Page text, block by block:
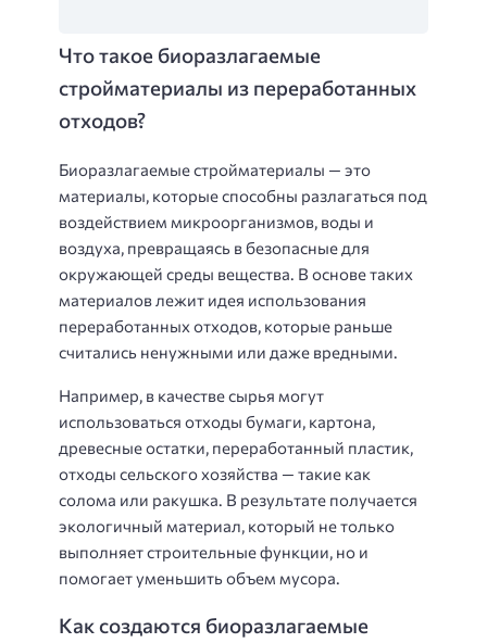
Что такое биоразлагаемые
стройматериалы из переработанных
отходов?
Биоразлагаемые стройматериалы — это
материалы, которые способны разлагаться под
воздействием микроорганизмов, воды и
воздуха, превращаясь в безопасные для
окружающей среды вещества. В основе таких
материалов лежит идея использования
переработанных отходов, которые раньше
считались ненужными или даже вредными.
Например, в качестве сырья могут
использоваться отходы бумаги, картона,
древесные остатки, переработанный пластик,
отходы сельского хозяйства — такие как
солома или ракушка. В результате получается
экологичный материал, который не только
выполняет строительные функции, но и
помогает уменьшить объем мусора.
Как создаются биоразлагаемые